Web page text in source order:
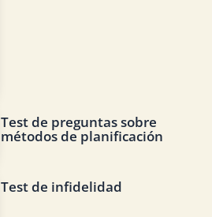
Test de preguntas sobre
métodos de planificación
Test de infidelidad